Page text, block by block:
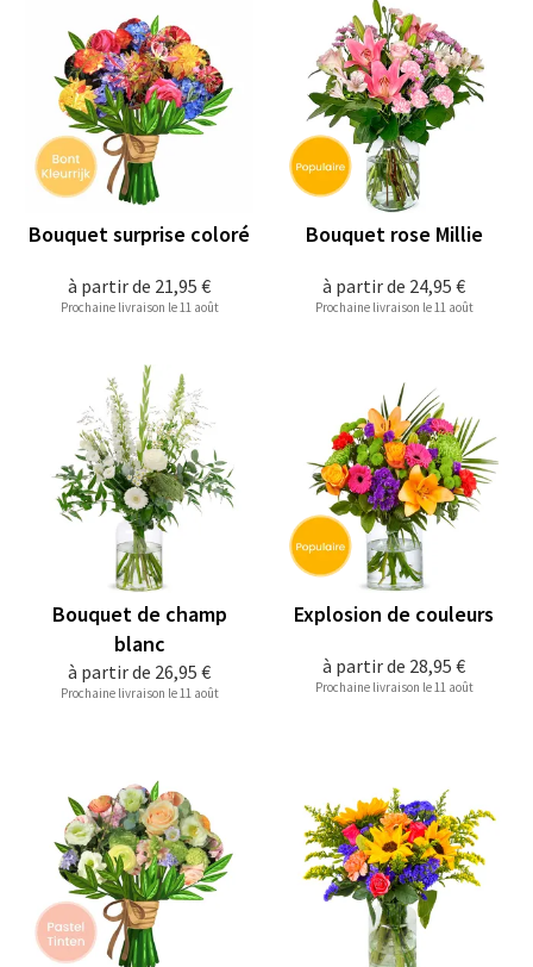
à partir de 21,95 €
Bouquet surprise coloré
Prochaine livraison le 11 août
à partir de 24,95 €
Bouquet rose Millie
Prochaine livraison le 11 août
à partir de 26,95 €
Bouquet de champ
blanc
Prochaine livraison le 11 août
à partir de 28,95 €
Explosion de couleurs
Prochaine livraison le 11 août